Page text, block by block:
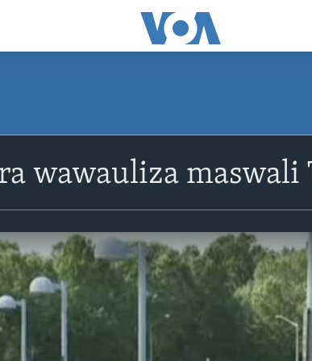
wawauliza